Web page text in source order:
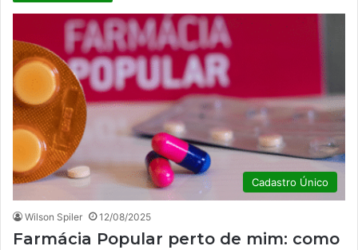
Cadastro Único
Wilson Spiler 12/08/2025
Farmácia Popular perto de mim: como